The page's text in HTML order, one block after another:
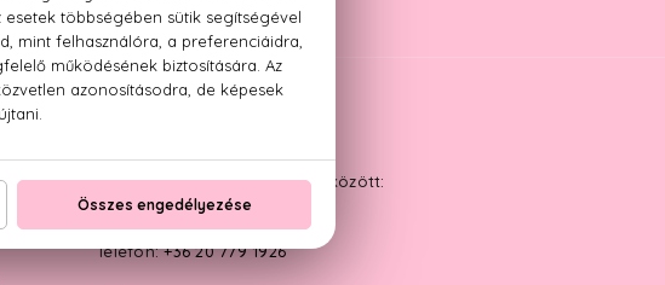
Munkanapokon 9:00 és 17:00 között:
E-mail: info@parfumplaza.hu
Telefon: +36 20 779 1926